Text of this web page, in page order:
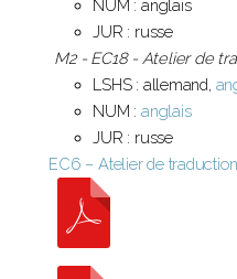
NUM : anglais
JUR : russe
M2 - EC18 - Atelier de
LSHS : allemand,
NUM :anglais
JUR : russe
EC6 – Atelier de